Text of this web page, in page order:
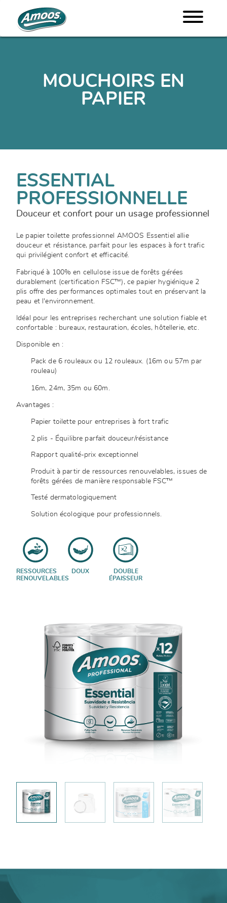
MOUCHOIRS EN
PAPIER
ESSENTIAL
PROFESSIONNELLE
Douceur et confort pour un usage professionnel
Le papier toilette professionnel AMOOS Essentiel allie
douceur et résistance, parfait pour les espaces à fort trafic
qui privilégient confort et efficacité.
Fabriqué à 100% en cellulose issue de forêts gérées
durablement (certification FSC™), ce papier hygiénique 2
plis offre des performances optimales tout en préservant la
peau et l'environnement.
Idéal pour les entreprises recherchant une solution fiable et
confortable : bureaux, restauration, écoles, hôtellerie, etc.
Disponible en :
Pack de 6 rouleaux ou 12 rouleaux. (16m ou 57m par
rouleau)
16m, 24m, 35m ou 60m.
Avantages :
Papier toilette pour entreprises à fort trafic
2 plis - Équilibre parfait douceur/résistance
Rapport qualité-prix exceptionnel
Produit à partir de ressources renouvelables, issues de
forêts gérées de manière responsable FSC™
Testé dermatologiquement
Solution écologique pour professionnels.
RESSOURCES
RENOUVELABLES
DOUX
DOUBLE
ÉPAISSEUR